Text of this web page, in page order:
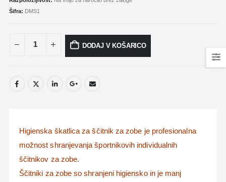
Šifra: DMS1
DODAJ V KOŠARICO
Higienska škatlica za ščitnik za zobe je profesionalna
možnost shranjevanja športnikovih individualnih
ščitnikov za zobe.
Ščitniki za zobe so shranjeni higiensko in je manj